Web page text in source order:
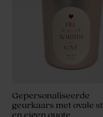
Gepersonaliseerde
geurkaars met ovale